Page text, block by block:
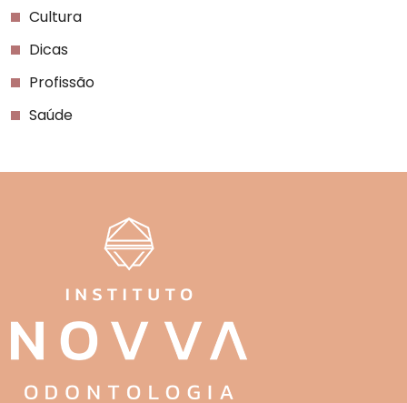
Cultura
Dicas
Profissão
Saúde